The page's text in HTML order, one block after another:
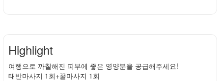
Highlight
여행으로 까칠해진 피부에 좋은 영양분을 공급해주세요!
태반마사지 1회+꿀마사지 1회